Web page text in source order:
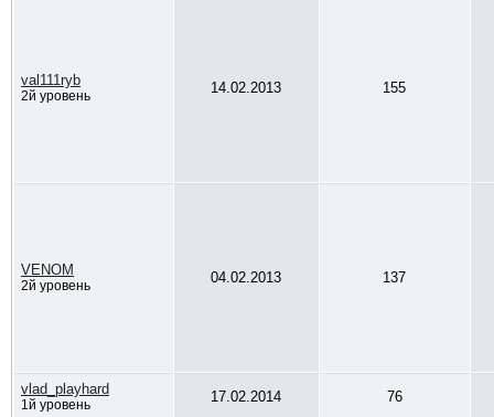
val111ryb
2й уровень 14.02.2013 155
VENOM
2й уровень 04.02.2013 137
vlad_playhard
1й уровень 17.02.2014 76